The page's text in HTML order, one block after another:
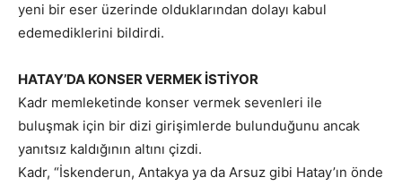
yeni bir eser üzerinde olduklarından dolayı kabul
edemediklerini bildirdi.
HATAY’DA KONSER VERMEK İSTİYOR
Kadr memleketinde konser vermek sevenleri ile
buluşmak için bir dizi girişimlerde bulunduğunu ancak
yanıtsız kaldığının altını çizdi.
Kadr, “İskenderun, Antakya ya da Arsuz gibi Hatay’ın önde